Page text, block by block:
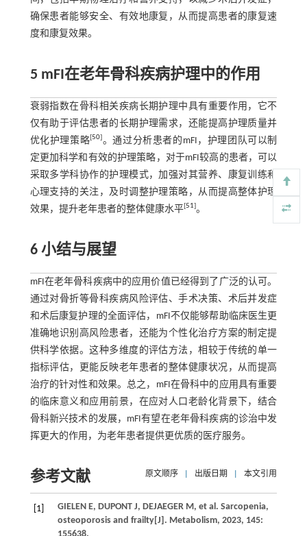
确保患者能够安全、有效地康复，从而提高患者的康复速
度和康复效果。
5 mFI在老年骨科疾病护理中的作用
衰弱指数在骨科相关疾病长期护理中具有重要作用，它不
仅有助于评估患者的长期护理需求，还能提高护理质量并
优化护理策略[50]。通过分析患者的mFI，护理团队可以制
定更加科学和有效的护理策略，对于mFI较高的患者，可以
采取多学科协作的护理模式，加强对其营养、康复训练和
心理支持的关注，及时调整护理策略，从而提高整体护理
效果，提升老年患者的整体健康水平[51]。
6 小结与展望
mFI在老年骨科疾病中的应用价值已经得到了广泛的认可。
通过对骨折等骨科疾病风险评估、手术决策、术后并发症
和术后康复护理的全面评估，mFI不仅能够帮助临床医生更
准确地识别高风险患者，还能为个性化治疗方案的制定提
供科学依据。这种多维度的评估方法，相较于传统的单一
指标评估，更能反映老年患者的整体健康状况，从而提高
治疗的针对性和效果。总之，mFI在骨科中的应用具有重要
的临床意义和应用前景，在应对人口老龄化背景下，结合
骨科新兴技术的发展，mFI有望在老年骨科疾病的诊治中发
挥更大的作用，为老年患者提供更优质的医疗服务。
参考文献 原文顺序 出版日期 本文引用
[1] GIELEN E, DUPONT J, DEJAEGER M, et al . Sarcopenia,
osteoporosis and frailty[J]. Metabolism, 2023, 145: